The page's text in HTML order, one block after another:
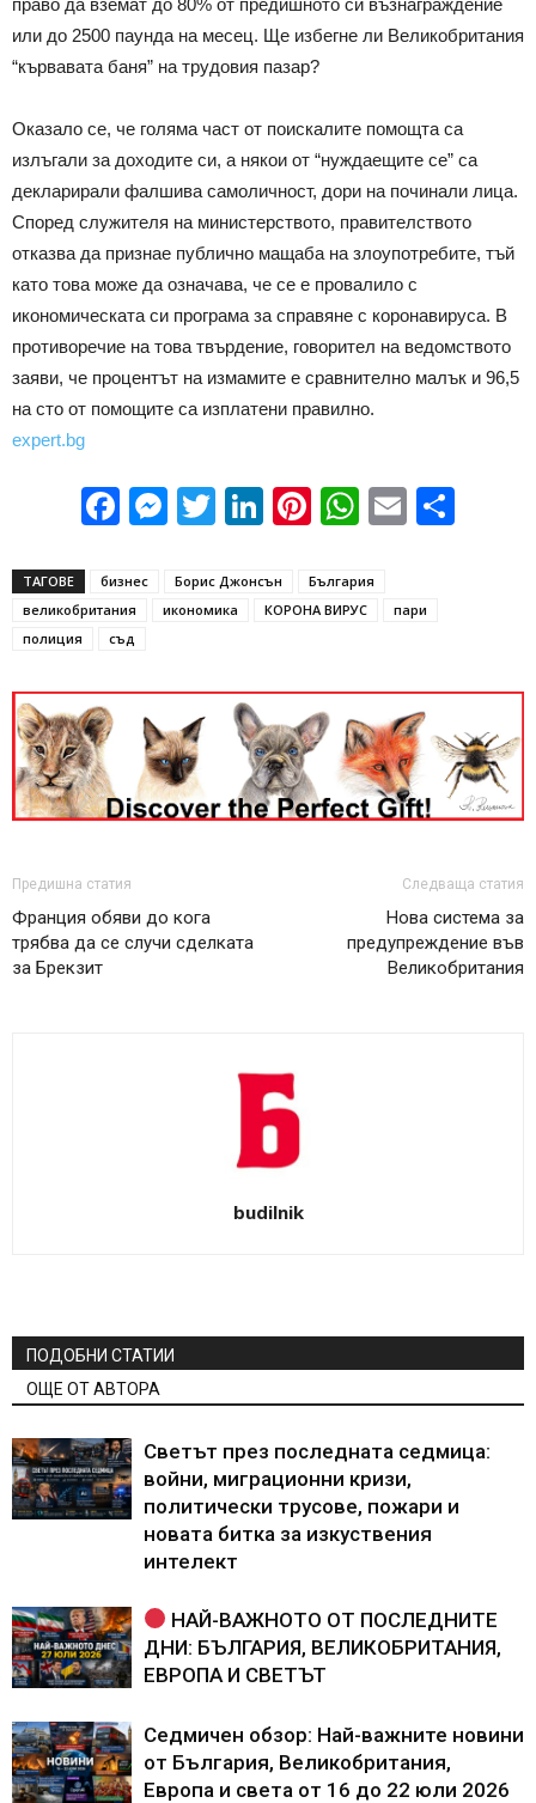
или до 2500 паунда на месец. Ще избегне ли Великобритания
“кървавата баня” на трудовия пазар?
Оказало се, че голяма част от поискалите помощта са
излъгали за доходите си, а някои от “нуждаещите се” са
декларирали фалшива самоличност, дори на починали лица.
Според служителя на министерството, правителството
отказва да признае публично мащаба на злоупотребите, тъй
като това може да означава, че се е провалило с
икономическата си програма за справяне с коронавируса. В
противоречие на това твърдение, говорител на ведомството
заяви, че процентът на измамите е сравнително малък и 96,5
на сто от помощите са изплатени правилно.
expert.bg
Facebook
Messenger
Twitter
LinkedIn
Pinterest
WhatsApp
Email
ТАГОВЕ бизнес Борис Джонсън
България
великобритания
икономика КОРОНА ВИРУС
пари
полиция
съд
Предишна статия
Франция обяви до кога
трябва да се случи сделката
за Брекзит
Следваща статия
Нова система за
предупреждение във
Великобритания
budilnik
ПОДОБНИ СТАТИИ
ОЩЕ ОТ АВТОРА
Светът през последната седмица:
войни, миграционни кризи,
политически трусове, пожари и
новата битка за изкуствения
интелект
НАЙ-ВАЖНОТО ОТ ПОСЛЕДНИТЕ
ДНИ: БЪЛГАРИЯ, ВЕЛИКОБРИТАНИЯ,
ЕВРОПА И СВЕТЪТ
Седмичен обзор: Най-важните новини
от България, Великобритания,
Европа и света от 16 до 22 юли 2026